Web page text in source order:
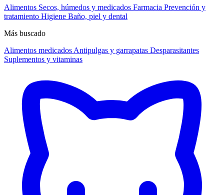
Alimentos Secos, húmedos y medicados Farmacia Prevención y
tratamiento Higiene Baño, piel y dental
Más buscado
Alimentos medicados Antipulgas y garrapatas Desparasitantes
Suplementos y vitaminas